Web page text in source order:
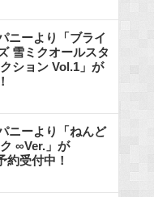
ニーより「ブライ
雪ミクオールスタ
ション Vol.1」が
ニーより「ねんど
∞Ver.」が
約受付中！